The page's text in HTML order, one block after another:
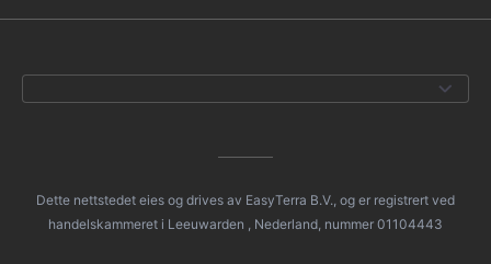
Dette nettstedet eies og drives av EasyTerra B.V., og er registrert ved
handelskammeret i Leeuwarden , Nederland, nummer 01104443